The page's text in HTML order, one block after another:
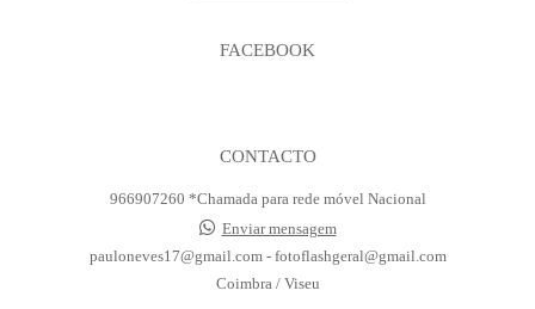
FACEBOOK
CONTACTO
966907260 *Chamada para rede móvel Nacional
Enviar mensagem
pauloneves17@gmail.com - fotoflashgeral@gmail.com
Coimbra / Viseu